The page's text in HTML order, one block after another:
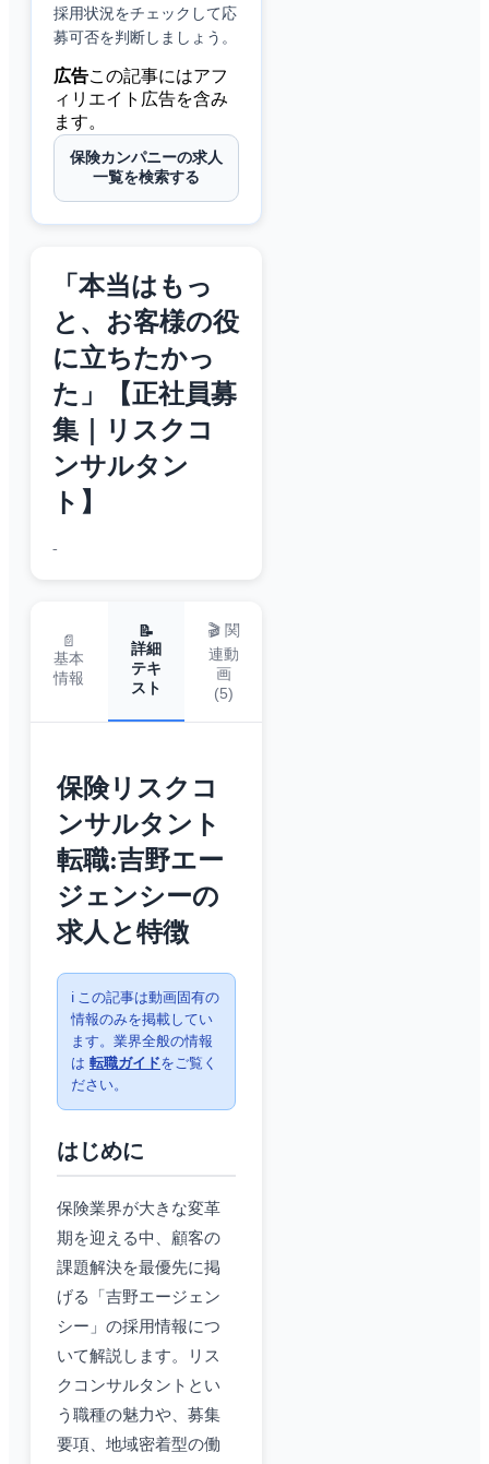
採用状況をチェックして応
募可否を判断しましょう。
広告この記事にはアフ
ィリエイト広告を含み
ます。
保険カンパニーの求人
一覧を検索する
「本当はもっ
と、お客様の役
に立ちたかっ
た」【正社員募
集｜リスクコ
ンサルタン
ト】
-
📄
基本
情報
📝
詳細
テキ
スト
🎬 関
連動
画
(5)
保険リスクコ
ンサルタント
転職:吉野エー
ジェンシーの
求人と特徴
ℹ️ この記事は動画固有の
情報のみを掲載してい
ます。業界全般の情報
は 転職ガイドをご覧く
ださい。
はじめに
保険業界が大きな変革
期を迎える中、顧客の
課題解決を最優先に掲
げる「吉野エージェン
シー」の採用情報につ
いて解説します。リス
クコンサルタントとい
う職種の魅力や、募集
要項、地域密着型の働